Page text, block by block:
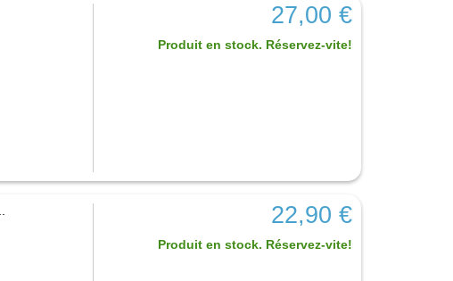
27,00 €
Produit en stock. Réservez-vite!
22,90 €
Produit en stock. Réservez-vite!